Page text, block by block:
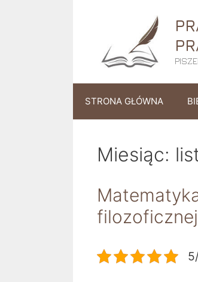
STRONA GŁÓWNA
Miesiąc:
filozoficznej